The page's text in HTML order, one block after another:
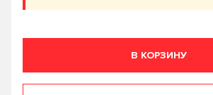
В КОРЗИНУ